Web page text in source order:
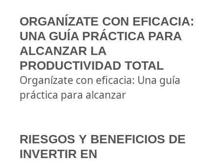
ORGANÍZATE CON EFICACIA:
UNA GUÍA PRÁCTICA PARA
ALCANZAR LA
PRODUCTIVIDAD TOTAL
Organízate con eficacia: Una guía
práctica para alcanzar
RIESGOS Y BENEFICIOS DE
INVERTIR EN